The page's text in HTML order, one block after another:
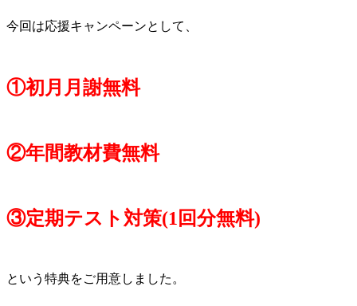
今回は応援キャンペーンとして、
①初月月謝無料
②年間教材費無料
③定期テスト対策(1回分無料)
という特典をご用意しました。